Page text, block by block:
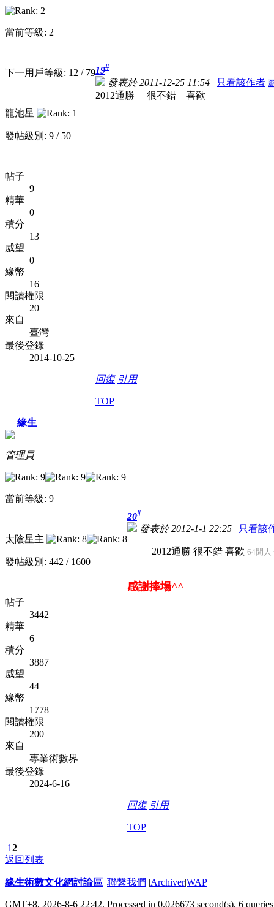
當前等級: 2
下一用戶等級: 12 / 79
龍池星
發帖級別: 9 / 50
帖子
9
精華
0
積分
13
威望
0
緣幣
16
閱讀權限
20
來自
臺灣
最後登錄
2014-10-25
19#
發表於 2011-12-25 11:54 | 只看該作者
2012通勝 很不錯 喜歡
回復 引用
TOP
緣生
管理員
當前等級: 9
太陰星主
發帖級別: 442 / 1600
帖子
3442
精華
6
積分
3887
威望
44
緣幣
1778
閱讀權限
200
來自
專業術數界
最後登錄
2024-6-16
20#
發表於 2012-1-1 22:25 | 只看該
2012通勝 很不錯 喜歡 64閒人
感謝捧場^^
回復 引用
TOP
12
返回列表
緣生術數文化網討論區 |聯繫我們 |Archiver|WAP
GMT+8, 2026-8-6 22:42, Processed in 0.026673 second(s), 6 queries